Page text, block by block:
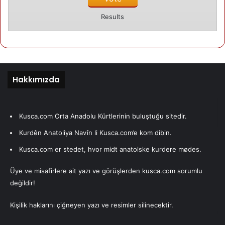
Hayvanlara bakıp dogallıklarını algılayın ,
Algıladıgınız yalnız para sesi olmasın. Evet birbirimizin
olumlu taraflarını bulmaya yakalmaya çalışmak daha insani
ve ahlaki ,vicdani olsa gerek.Hayvanlar dahi doğayla bir
merkezli bir yaşam için önce kendimizi değiştirmekle
Kütüphaneci ve Belediye meclisi üyesi.
Results
Hakkımızda
Kusca.com Orta Anadolu Kürtlerinin buluştuğu sitedir.
Kurdên Anatoliya Navîn li Kusca.com’e kom dibin.
Kusca.com er stedet, hvor midt anatolske kurdere mødes.
Üye ve misafirlere ait yazı ve görüşlerden kusca.com sorumlu
değildir!
Kişilik haklarını çiğneyen yazı ve resimler silinecektir.